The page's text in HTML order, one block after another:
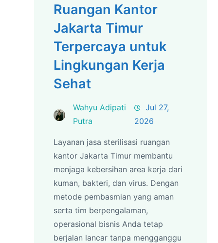
Ruangan Kantor
Jakarta Timur
Terpercaya untuk
Lingkungan Kerja
Sehat
Wahyu Adipati
Putra
Jul 27,
2026
Layanan jasa sterilisasi ruangan
kantor Jakarta Timur membantu
menjaga kebersihan area kerja dari
kuman, bakteri, dan virus. Dengan
metode pembasmian yang aman
serta tim berpengalaman,
operasional bisnis Anda tetap
berjalan lancar tanpa mengganggu